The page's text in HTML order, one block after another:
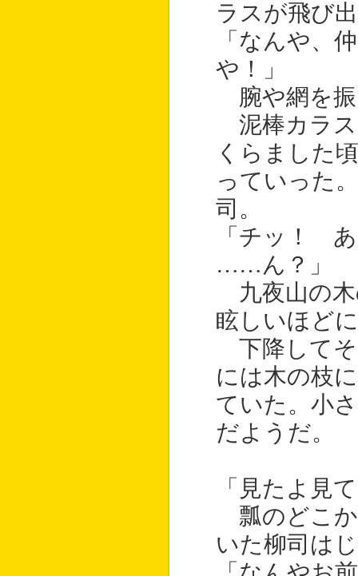
ラスが飛び
「なんや、
や！」
腕や網を振
泥棒カラス
くらました
っていった
司。
「チッ！
……ん？」
九夜山の木
眩しいほど
下降してそ
には木の枝
ていた。小
だようだ。
「見たよ見
瓢のどこか
いた柳司は